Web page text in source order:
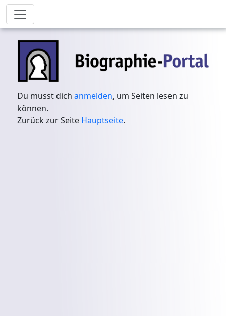
Du musst dichanmelden, um Seiten lesen zu
können.
Zurück zur Seite Hauptseite.